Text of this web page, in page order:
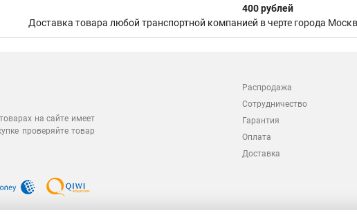
400 рублей
Доставка товара любой транспортной компанией в черте города
на сайте имеет
проверяйте товар
Распродажа
Сотрудничество
Гарантия
Оплата
Доставка